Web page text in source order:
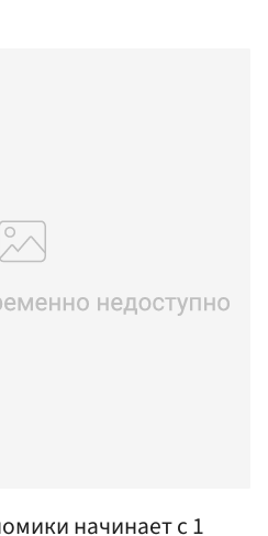
начинает с 1